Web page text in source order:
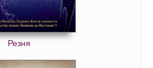
Резня